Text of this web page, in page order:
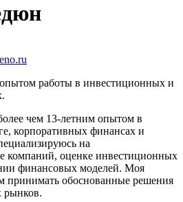
работы в инвестиционных и
чем 13-летним опытом в
корпоративных финансах и
на
компаний, оценке инвестиционных
финансовых моделей. Моя
принимать обоснованные решения
рынков.